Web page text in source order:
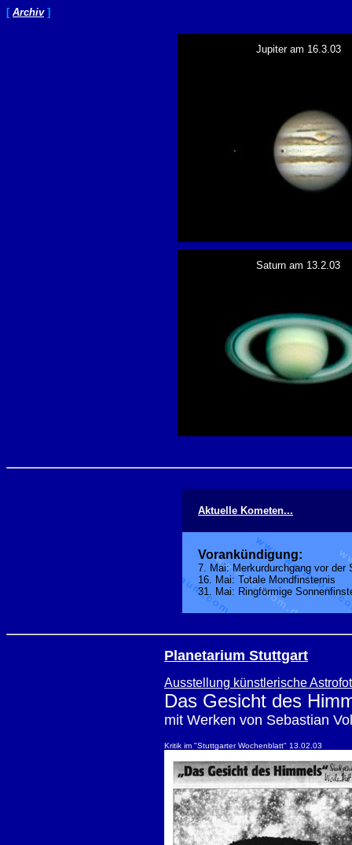
[ Archiv ]
Jupiter am 16.3.03
Saturn am 13.2.03
Aktuelle Kometen...
Vorankündigung:
7. Mai: Merkurdurchgang vor der
16. Mai: Totale Mondfinsternis
31. Mai: Ringförmige
Planetarium Stuttgart
Ausstellung künstlerische
Das Gesicht des
mit Werken von Sebastian
Kritik im "Stuttgarter Wochenblatt" 13.02.03